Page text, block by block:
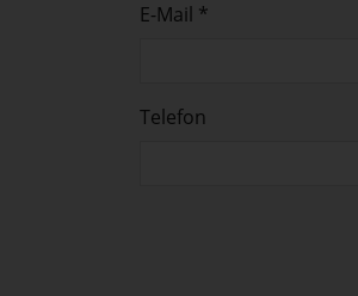
E-Mail *
Telefon